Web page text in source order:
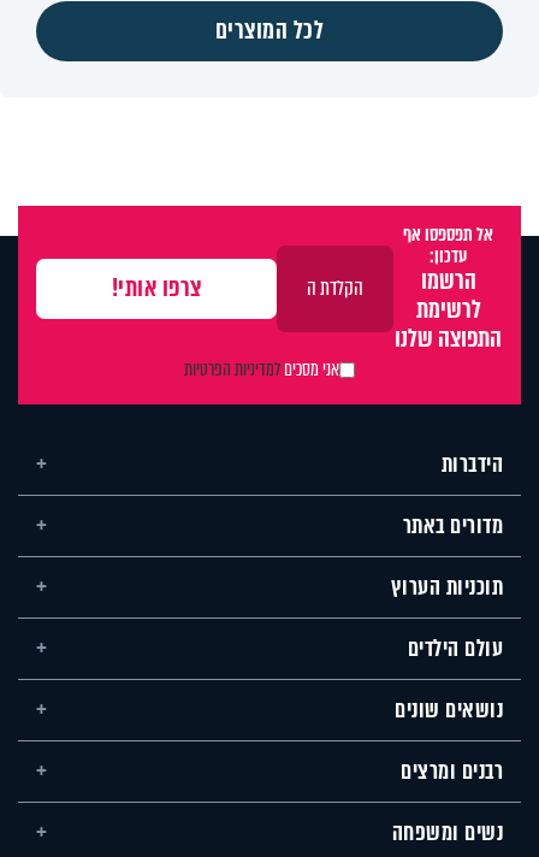
לכל המוצרים
אל תפספסו אף
עדכון:
הרשמו
לרשימת
התפוצה שלנו
אני מסכיםלמדיניות הפרטיות
הידברות
מדורים באתר
תוכניות הערוץ
עולם הילדים
נושאים שונים
רבנים ומרצים
נשים ומשפחה